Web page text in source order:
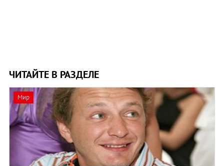
ЧИТАЙТЕ В РАЗДЕЛЕ
Мир